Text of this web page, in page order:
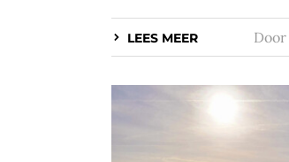
LEES MEER Door